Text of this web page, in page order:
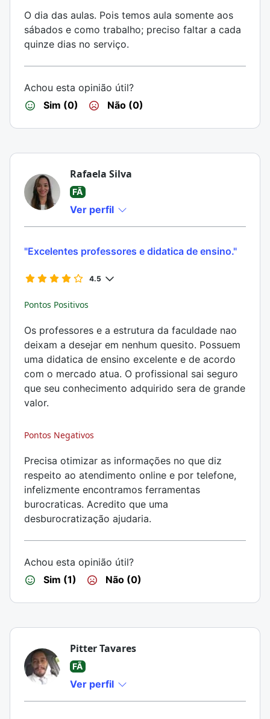
O dia das aulas. Pois temos aula somente aos
sábados e como trabalho; preciso faltar a cada
quinze dias no serviço.
Achou esta opinião útil?
Sim (0)
Não (0)
Rafaela Silva
FÃ
Ver perfil
"Excelentes professores e didatica de ensino."
4.5
Pontos Positivos
Os professores e a estrutura da faculdade nao
deixam a desejar em nenhum quesito. Possuem
uma didatica de ensino excelente e de acordo
com o mercado atua. O profissional sai seguro
que seu conhecimento adquirido sera de grande
valor.
Pontos Negativos
Precisa otimizar as informações no que diz
respeito ao atendimento online e por telefone,
infelizmente encontramos ferramentas
burocraticas. Acredito que uma
desburocratização ajudaria.
Achou esta opinião útil?
Sim (1)
Não (0)
Pitter Tavares
FÃ
Ver perfil